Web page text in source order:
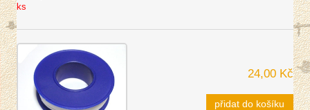
ks
24,00 Kč
přidat do košíku